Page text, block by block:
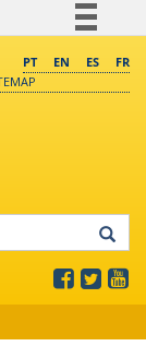
BR
PT EN ES
FR
O